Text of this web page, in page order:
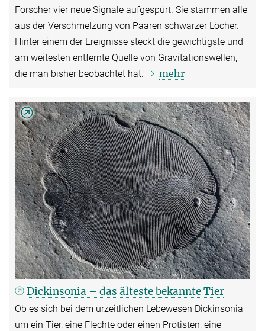
Forscher vier neue Signale aufgespürt. Sie stammen alle
aus der Verschmelzung von Paaren schwarzer Löcher.
Hinter einem der Ereignisse steckt die gewichtigste und
am weitesten entfernte Quelle von Gravitationswellen,
die man bisher beobachtet hat.
mehr
Dickinsonia – das älteste bekannte Tier
Ob es sich bei dem urzeitlichen Lebewesen Dickinsonia
um ein Tier, eine Flechte oder einen Protisten, eine